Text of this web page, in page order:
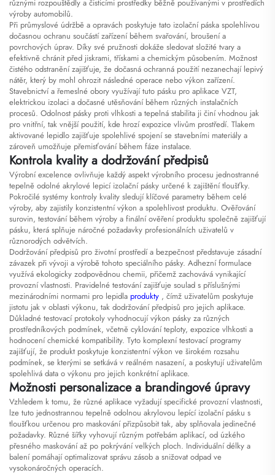
různými rozpouštědly a čisticími prostředky běžně používanými v prostředích
výroby automobilů.
Při průmyslové údržbě a opravách poskytuje tato izolační páska spolehlivou
dočasnou ochranu součástí zařízení během svařování, broušení a
povrchových úprav. Díky své pružnosti dokáže sledovat složité tvary a
efektivně chránit před jiskrami, třískami a chemickým působením. Možnost
čistého odstranění zajišťuje, že dočasná ochranná použití nezanechají lepivý
nátěr, který by mohl ohrozit následné operace nebo výkon zařízení.
Stavebnictví a řemeslné obory využívají tuto pásku pro aplikace VZT,
elektrickou izolaci a dočasné utěsňování během různých instalačních
procesů. Odolnost pásky proti vlhkosti a tepelná stabilita ji činí vhodnou jak
pro vnitřní, tak vnější použití, kde hrozí expozice vlivům prostředí. Tlakem
aktivované lepidlo zajišťuje spolehlivé spojení se stavebními materiály a
zároveň umožňuje přemisťování během fáze instalace.
Kontrola kvality a dodržování předpisů
Výrobní excelence ovlivňuje každý aspekt výrobního procesu jednostranné
tepelně odolné akrylové lepicí izolační pásky určené k zajištění tloušťky.
Pokročilé systémy kontroly kvality sledují klíčové parametry během celé
výroby, aby zajistily konzistentní výkon a spolehlivost produktu. Ověřování
surovin, testování během výroby a finální ověření produktu společně zajišťují
pásku, která splňuje náročné požadavky profesionálních uživatelů v
různorodých odvětvích.
Dodržování předpisů pro životní prostředí a bezpečnost představuje zásadní
závazek při vývoji a výrobě tohoto speciálního pásky. Adhezní formulace
využívá ekologicky zodpovědnou chemii, přičemž zachovává vynikající
provozní vlastnosti. Pravidelné testování zajišťuje soulad s příslušnými
mezinárodními normami pro lepidla produkty , čímž uživatelům poskytuje
jistotu jak v oblasti výkonu, tak dodržování předpisů pro jejich aplikace.
Důkladné testovací protokoly vyhodnocují výkon pásky za různých
prostředníkových podmínek, včetně cyklování teploty, expozice vlhkosti a
hodnocení chemické kompatibility. Tyto komplexní testovací programy
zajišťují, že produkt poskytuje konzistentní výkon ve širokém rozsahu
podmínek, se kterými se setkává v reálném nasazení, a poskytují uživatelům
spolehlivá data o výkonu pro jejich konkrétní aplikace.
Možnosti personalizace a brandingové úpravy
Vzhledem k tomu, že různé aplikace vyžadují specifické provozní vlastnosti,
lze tuto jednostrannou tepelně odolnou akrylovou lepící izolační pásku s
tloušťkou určenou pro maskování přizpůsobit tak, aby splňovala jedinečné
požadavky. Různé šířky vyhovují různým potřebám aplikací, od úzkého
přesného maskování až po pokrývání velkých ploch. Individuální délky a
balení pomáhají optimalizovat správu zásob a snižovat odpad ve
vysokonáročných operacích.